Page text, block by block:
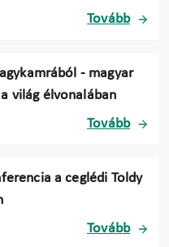
Tovább
- magyar
világ élvonalában
Tovább
a ceglédi Toldy
Tovább